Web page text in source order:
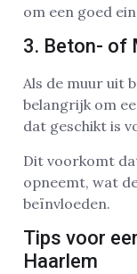
om een goed
3. Beton- of
Als de muur uit
belangrijk om
dat geschikt is
Dit voorkomt
opneemt, wat
beïnvloeden.
Tips voor
Haarlem